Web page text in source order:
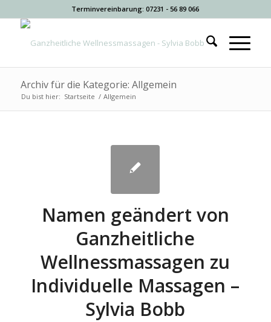
Terminvereinbarung: 07231 - 56 89 066
Archiv für die Kategorie: Allgemein
Du bist hier: Startseite / Allgemein
Namen geändert von
Ganzheitliche
Wellnessmassagen zu
Individuelle Massagen –
Sylvia Bobb